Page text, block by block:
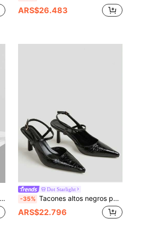
ARS$26.483
Dot Starlight
-35% Tacones altos negros para mujer, zapatos de vestir de punta estrecha para fiesta y boda, tacones de aguja de 7 cm
ARS$22.796